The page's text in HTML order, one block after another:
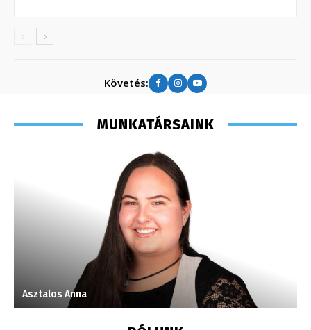
Követés:
MUNKATÁRSAINK
Asztalos Anna